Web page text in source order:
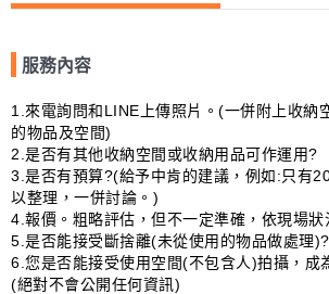
服務內容
1.來電詢問和LINE上傳照片。(一併附上收納
的物品及空間)
2.是否有其他收納空間或收納用品可作運用?
3.是否有預算?(給予中肯的建議，例如:只有
以整理，一併討論。)
4.報價。粗略評估，但不一定準確，依現場狀
5.是否能接受斷捨離(未從使用的物品做處理)?
6.您是否能接受使用空間(不包含人)拍攝，成
(絕對不會公開任何資訊)